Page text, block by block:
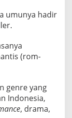
umunya hadir
(rom-
genre yang
Indonesia,
, drama,